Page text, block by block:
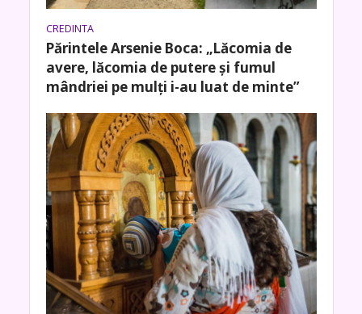
CREDINTA
Părintele Arsenie Boca: „Lăcomia de
avere, lăcomia de putere şi fumul
mândriei pe mulţi i-au luat de minte”